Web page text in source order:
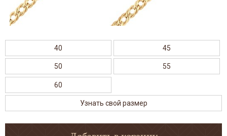
40 45
50 55
60
Узнать свой размер